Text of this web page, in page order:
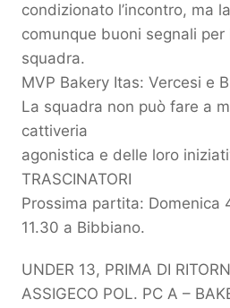
condizionato l’incontro, ma
comunque buoni segnali
squadra.
MVP Bakery Itas: Vercesi e
La squadra non può fare a
cattiveria
agonistica e delle loro
TRASCINATORI
Prossima partita: Domenica
11.30 a Bibbiano.
UNDER 13, PRIMA DI
ASSIGECO POL. PC A –